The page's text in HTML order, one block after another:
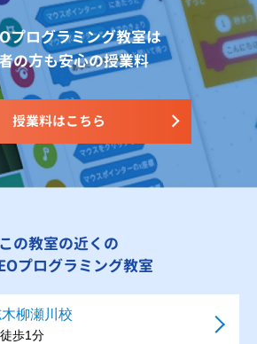
プログラミング教室は
の方も安心の授業料
授業料はこちら
この教室の近くの
プログラミング教室
柳瀬川校
歩1分